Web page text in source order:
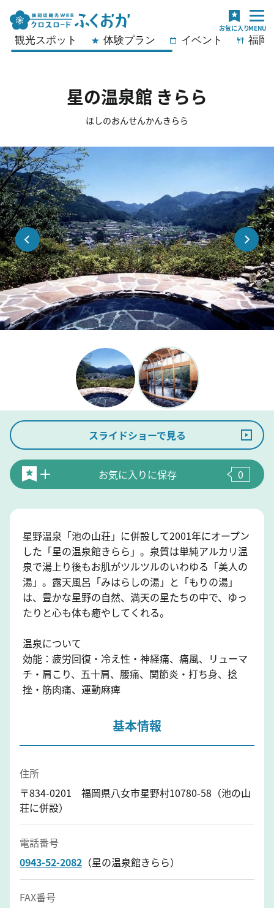
観光スポット 体験プラン イベント 福岡
星の温泉館 きらら
ほしのおんせんかんきらら
スライドショーで見る
お気に入りに保存 0
星野温泉「池の山荘」に併設して2001年にオープン
した「星の温泉館きらら」。泉質は単純アルカリ温
泉で湯上り後もお肌がツルツルのいわゆる「美人の
湯」。露天風呂「みはらしの湯」と「もりの湯」
は、豊かな星野の自然、満天の星たちの中で、ゆっ
たりと心も体も癒やしてくれる。
温泉について
効能：疲労回復・冷え性・神経痛、痛風、リューマ
チ・肩こり、五十肩、腰痛、関節炎・打ち身、捻
挫・筋肉痛、運動麻痺
基本情報
住所
〒834-0201 福岡県八女市星野村10780-58（池の山
荘に併設）
電話番号
0943-52-2082 （星の温泉館きらら）
FAX番号